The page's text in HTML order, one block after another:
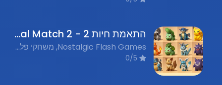
התאמת חיות 2 - Animal Match 2
Nostalgic Flash Games, משחקי פלאש נוסטלגים, Puzzle, חידות